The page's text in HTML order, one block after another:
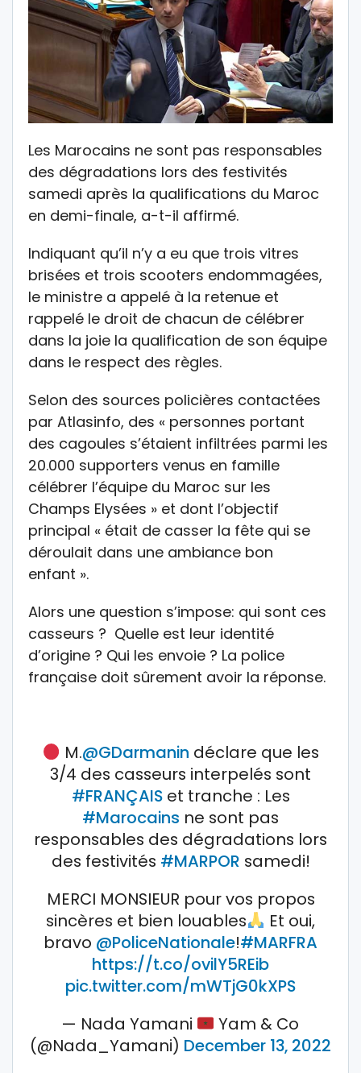
Les Marocains ne sont pas responsables
des dégradations lors des festivités
samedi après la qualifications du Maroc
en demi-finale, a-t-il affirmé.
Indiquant qu’il n’y a eu que trois vitres
brisées et trois scooters endommagées,
le ministre a appelé à la retenue et
rappelé le droit de chacun de célébrer
dans la joie la qualification de son équipe
dans le respect des règles.
Selon des sources policières contactées
par Atlasinfo, des « personnes portant
des cagoules s’étaient infiltrées parmi les
20.000 supporters venus en famille
célébrer l’équipe du Maroc sur les
Champs Elysées » et dont l’objectif
principal « était de casser la fête qui se
déroulait dans une ambiance bon
enfant ».
Alors une question s’impose: qui sont ces
casseurs ? Quelle est leur identité
d’origine ? Qui les envoie ? La police
française doit sûrement avoir la réponse.
M.@GDarmanin déclare que les
3/4 des casseurs interpelés sont
#FRANÇAISet tranche : Les
#Marocains ne sont pas
responsables des dégradations lors
des festivités #MARPOR samedi!
MERCI MONSIEUR pour vos propos
sincères et bien louables
Et oui,
bravo @PoliceNationale!#MARFRA
https://t.co/ovilY5REib
pic.twitter.com/mWTjG0kXPS
— Nada Yamani
Yam & Co
(@Nada_Yamani) December 13, 2022